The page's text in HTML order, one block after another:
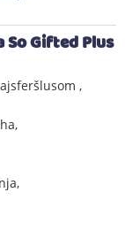
Gifted Plus
,